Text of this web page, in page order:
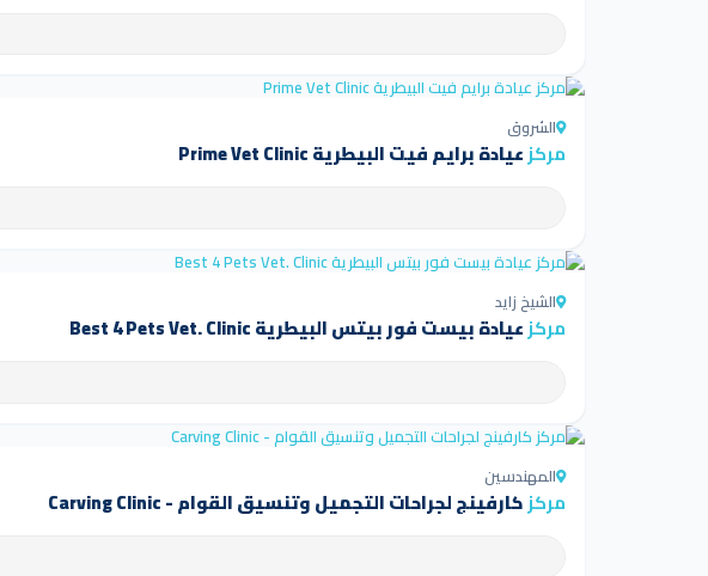
الشروق
مركزعيادة برايم فيت البيطرية Prime Vet Clinic
الشيخ زايد
مركزعيادة بيست فور بيتس البيطرية Best 4 Pets Vet. Clinic
المهندسين
مركزكارفينج لجراحات التجميل وتنسيق القوام - Carving Clinic